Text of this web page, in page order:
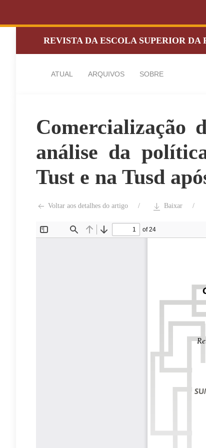
REVISTA DA ESCOLA SUPERIOR DA
ATUAL ARQUIVOS SOBRE
Comercialização
análise da
Tust e na Tusd
Voltar aos detalhes do artigo Baixar